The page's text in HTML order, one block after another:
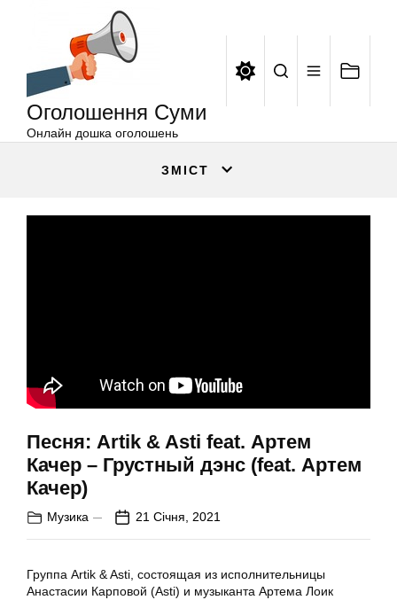
Оголошення Суми
Онлайн дошка оголошень
ЗМІСТ
Песня: Artik & Asti feat. Артем
Качер – Грустный дэнс (feat. Артем
Качер)
Музика 21 Січня, 2021
Группа Artik & Asti, состоящая из исполнительницы
Анастасии Карповой (Asti) и музыканта Артема Лоик